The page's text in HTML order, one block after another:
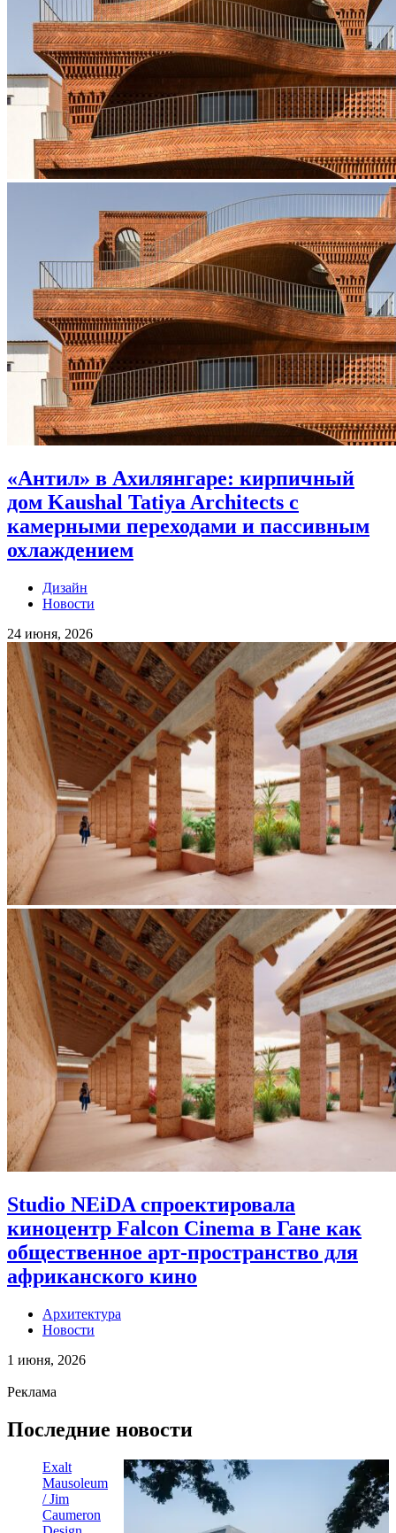
«Антил» в Ахилянгаре: кирпичный
дом Kaushal Tatiya Architects с
камерными переходами и пассивным
охлаждением
Дизайн
Новости
24 июня, 2026
Studio NEiDA спроектировала
киноцентр Falcon Cinema в Гане как
общественное арт-пространство для
африканского кино
Архитектура
Новости
1 июня, 2026
Реклама
Последние новости
Exalt
Mausoleum
/ Jim
Caumeron